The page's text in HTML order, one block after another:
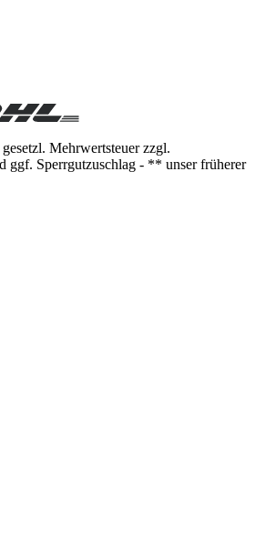
Mehrwertsteuer zzgl.
ggf. Sperrgutzuschlag - ** unser früherer